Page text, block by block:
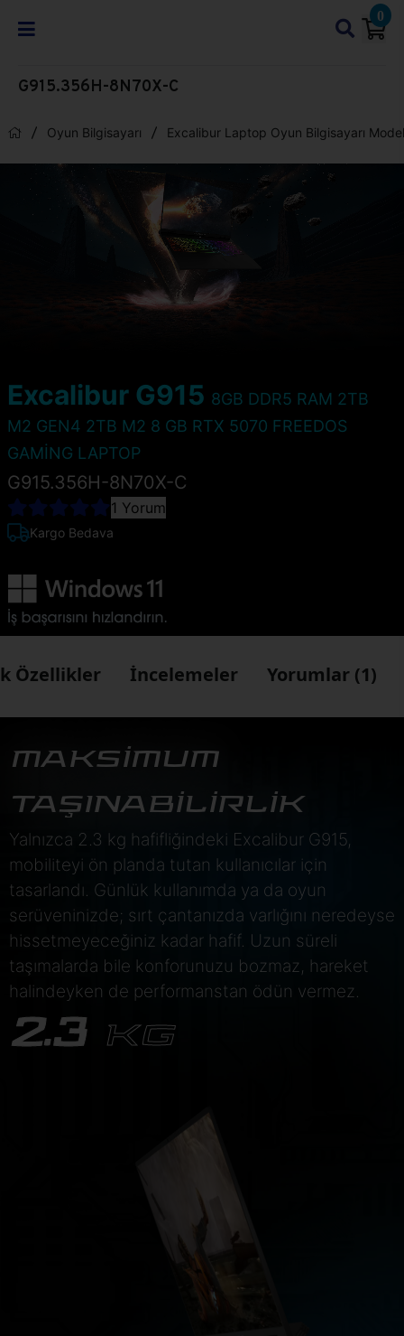
0
G915.356H-8N70X-C
Oyun Bilgisayarı Excalibur Laptop Oyun Bilgisayarı
Excalibur G915 8GB DDR5 RAM 2TB
M2 GEN4 2TB M2 8 GB RTX 5070 FREEDOS
GAMİNG LAPTOP
G915.356H-8N70X-C
1 Yorum
Kargo Bedava
Özellikler İncelemeler Yorumlar (1)
MAKSİMUM
TAŞINABİLİRLİK
Yalnızca 2.3 kg hafifliğindeki Excalibur G915,
mobiliteyi ön planda tutan kullanıcılar için
tasarlandı. Günlük kullanımda ya da oyun
serüveninizde; sırt çantanızda varlığını neredeyse
hissetmeyeceğiniz kadar hafif. Uzun süreli
taşımalarda bile konforunuzu bozmaz, hareket
halindeyken de performanstan ödün vermez.
2.3 KG